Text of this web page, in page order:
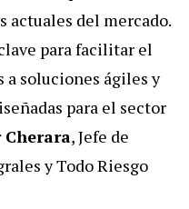
actuales del mercado.
para facilitar el
a soluciones ágiles y
para el sector
, Jefe de
y Todo Riesgo